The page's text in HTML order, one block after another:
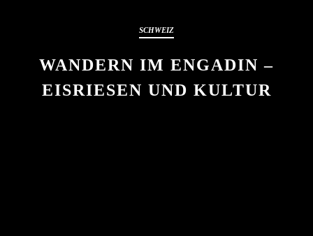
SCHWEIZ
WANDERN IM ENGADIN –
EISRIESEN UND KULTUR